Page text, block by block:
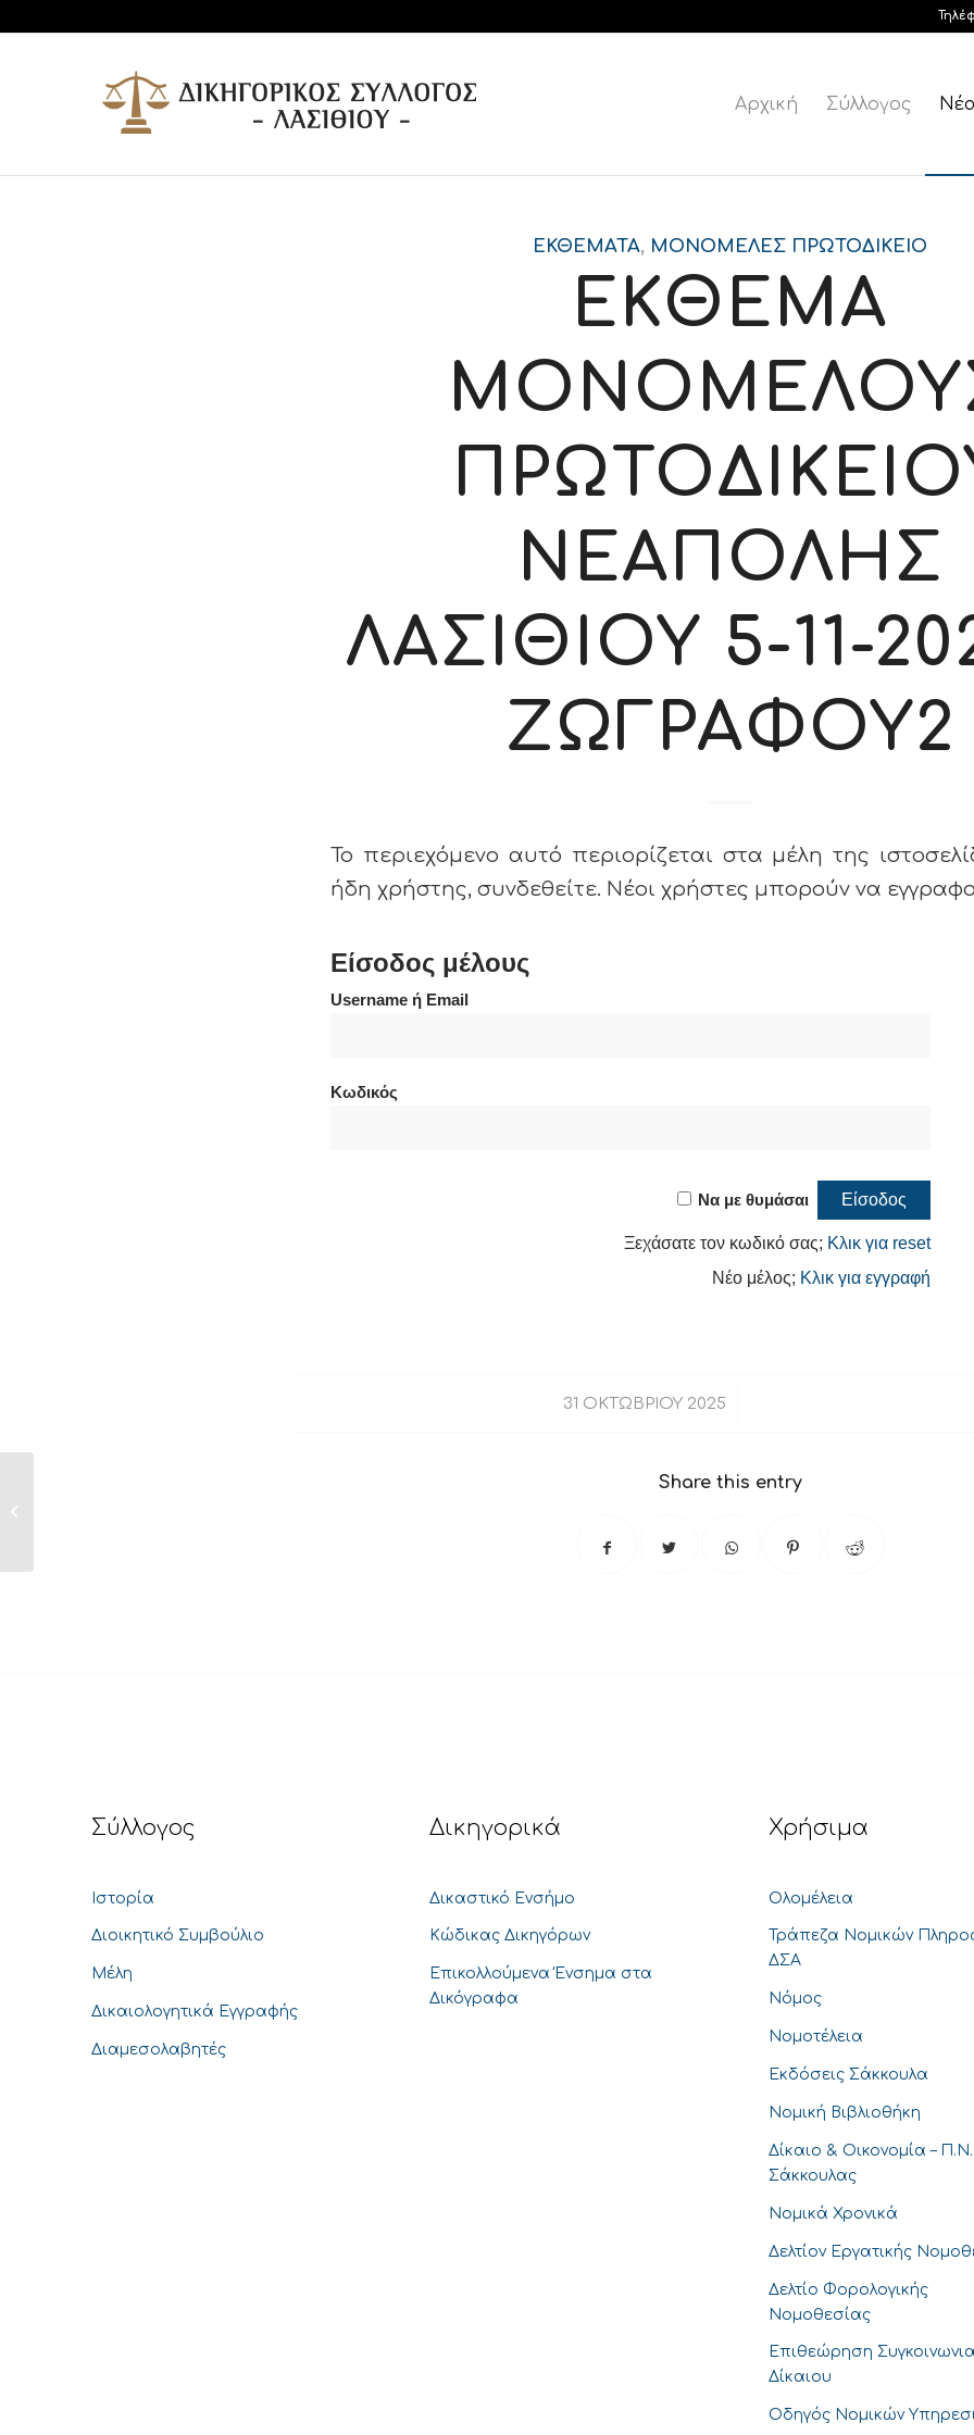
Αρχική Σύλλογος
ΕΚΘΈΜΑΤΑ, ΜΟΝΟΜΕΛΈΣ ΠΡΩΤΟΔΙΚΕΊΟ
ΕΚΘΕΜΑ
ΝΕΑΠΟΛΗΣ
ΛΑΣΙΘΙΟΥ 5-11-
ΖΩΓΡΑΦΟΥ2
Το περιεχόμενο αυτό περιορίζεται στα μέλη της
ήδη χρήστης, συνδεθείτε. Νέοι χρήστες μπορούν να
Είσοδος μέλους
Username ή Email
Κωδικός
Να με θυμάσαι
Ξεχάσατε τον κωδικό σας; Κλικ για reset
Νέο μέλος; Κλικ για εγγραφή
31 ΟΚΤΩΒΡΊΟΥ 2025
/
Share this entry
Σύλλογος
Ιστορία
Διοικητικό Συμβούλιο
Μέλη
Δικαιολογητικά Εγγραφής
Διαμεσολαβητές
Δικηγορικά
Δικαστικό Ενσήμο
Κώδικας Δικηγόρων
Επικολλούμενα Ένσημα στα
Δικόγραφα
Χρήσιμα
Ολομέλεια
Τράπεζα Νομικών
ΔΣΑ
Νόμος
Νομοτέλεια
Εκδόσεις Σάκκουλα
Νομική Βιβλιοθήκη
Δίκαιο & Οικονομία – Π.Ν.
Σάκκουλας
Νομικά Χρονικά
Δελτίον Εργατικής
Δελτίο Φορολογικής
Νομοθεσίας
Επιθεώρηση
Δίκαιου
Οδηγός Νομικών